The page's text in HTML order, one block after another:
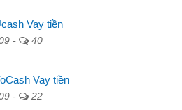
Vay tiền
- 40
Vay tiền
- 22